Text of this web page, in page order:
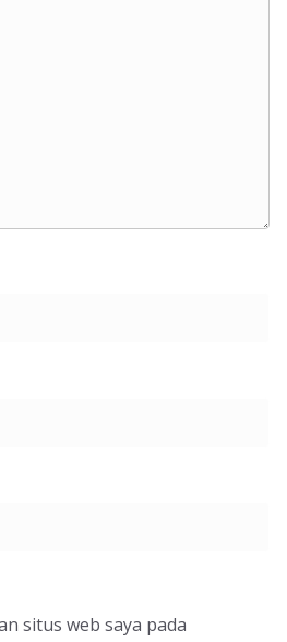
situs web saya pada